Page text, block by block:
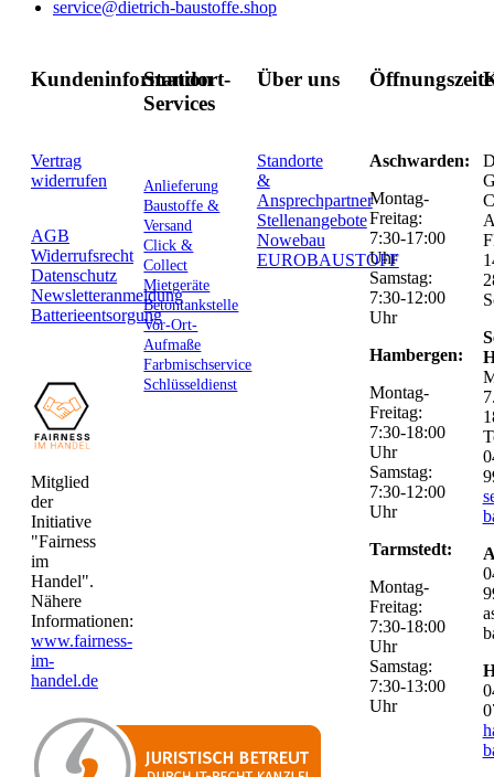
service@dietrich-baustoffe.shop
Kundeninformation
Vertrag
widerrufen
AGB
Widerrufsrecht
Datenschutz
Newsletteranmeldung
Batterieentsorgung
Mitglied
der
Initiative
"Fairness
im
Handel".
Nähere
Informationen:
www.fairness-
im-
handel.de
Standort-
Services
Anlieferung
Baustoffe &
Versand
Click &
Collect
Mietgeräte
Betontankstelle
Vor-Ort-
Aufmaße
Farbmischservice
Schlüsseldienst
Über uns
Standorte
&
Ansprechpartner
Stellenangebote
Nowebau
EUROBAUSTOFF
Aschwarden:
Montag-
Freitag:
7:30-17:00
Uhr
Samstag:
7:30-12:00
Uhr
Hambergen:
Montag-
Freitag:
7:30-18:00
Uhr
Samstag:
7:30-12:00
Uhr
Tarmstedt:
Montag-
Freitag:
7:30-18:00
Uhr
Samstag:
7:30-13:00
Uhr